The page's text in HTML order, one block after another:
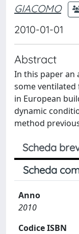
GIACOMO
2010-01-01
Abstract
In this paper an
some ventilated
in European
dynamic
method
Scheda
Scheda
Anno
2010
Codice ISBN